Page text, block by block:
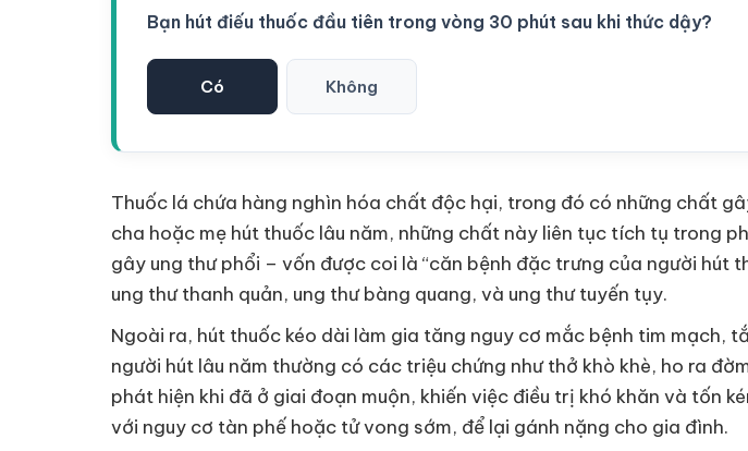
Bạn hút điếu thuốc đầu tiên trong vòng 30 phút sau khi thức dậy?
Có Không
Thuốc lá chứa hàng nghìn hóa chất độc hại, trong đó có những chất
cha hoặc mẹ hút thuốc lâu năm, những chất này liên tục tích tụ trong
gây ung thư phổi – vốn được coi là “căn bệnh đặc trưng của người hút
ung thư thanh quản, ung thư bàng quang, và ung thư tuyến tụy.
Ngoài ra, hút thuốc kéo dài làm gia tăng nguy cơ mắc bệnh tim mạch,
người hút lâu năm thường có các triệu chứng như thở khò khè, ho ra
phát hiện khi đã ở giai đoạn muộn, khiến việc điều trị khó khăn và tốn
với nguy cơ tàn phế hoặc tử vong sớm, để lại gánh nặng cho gia đình.